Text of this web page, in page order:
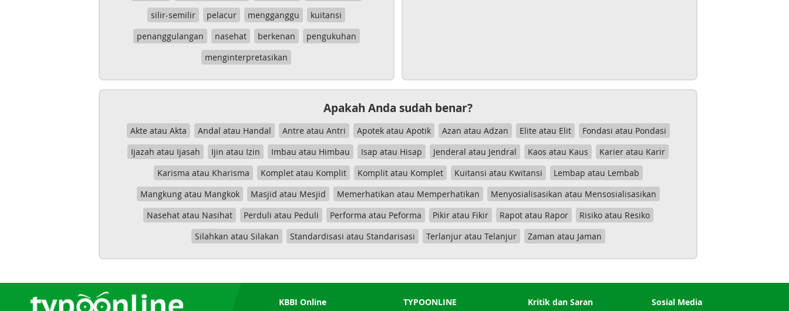
silir-semilir
pelacur mengganggu
kuitansi
penanggulangan
nasehat berkenan
pengukuhan
menginterpretasikan
Apakah Anda sudah benar?
Akte atau Akta Andal atau Handal Antre atau Antri Apotek atau Apotik Azan atau Adzan Elite atau Elit
Fondasi atau Pondasi
Ijazah atau Ijasah
Ijin atau Izin Imbau atau Himbau Isap atau Hisap Jenderal atau Jendral Kaos atau Kaus
Karier atau Karir
Karisma atau Kharisma
Komplet atau Komplit Komplit atau Komplet Kuitansi atau Kwitansi
Lembap atau Lembab
Mangkung atau Mangkok
Masjid atau Mesjid Memerhatikan atau Memperhatikan
Menyosialisasikan atau Mensosialisasikan
Nasehat atau Nasihat
Perduli atau Peduli Performa atau Peforma Pikir atau Fikir Rapot atau Rapor
Risiko atau Resiko
Silahkan atau Silakan
Standardisasi atau Standarisasi Terlanjur atau Telanjur Zaman atau Jaman
KBBI Online TYPOONLINE Kritik dan Saran Sosial Media